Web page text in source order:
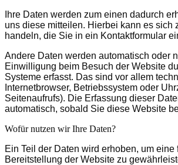
Ihre Daten werden zum einen dadurch
uns diese mitteilen. Hierbei kann es sich
handeln, die Sie in ein Kontaktformular
Andere Daten werden automatisch oder
Einwilligung beim Besuch der Website
Systeme erfasst. Das sind vor allem
Internetbrowser, Betriebssystem oder
Seitenaufrufs). Die Erfassung dieser
automatisch, sobald Sie diese Website
Wofür nutzen wir Ihre Daten?
Ein Teil der Daten wird erhoben, um eine
Bereitstellung der Website zu